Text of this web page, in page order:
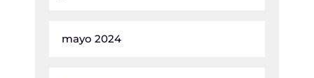
mayo 2024